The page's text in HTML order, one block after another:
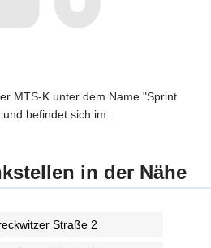
MTS-K unter dem Name "Sprint
befindet sich im .
in der Nähe
Straße 2